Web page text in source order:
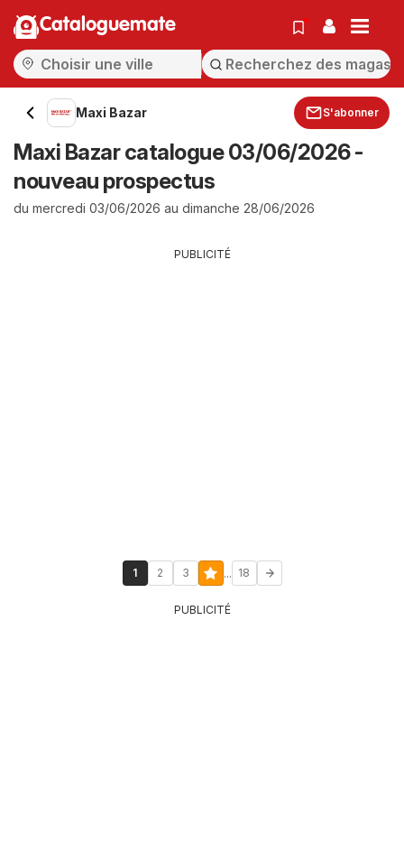
Cataloguemate
Maxi Bazar S'abonner
Maxi Bazar catalogue 03/06/2026 -
nouveau prospectus
du mercredi 03/06/2026 au dimanche 28/06/2026
PUBLICITÉ
1 2 3 ... 18
PUBLICITÉ